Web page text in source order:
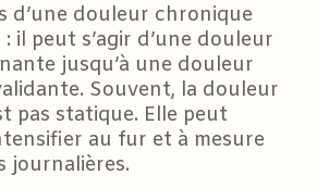
d’une douleur chronique
il peut s’agir d’une douleur
jusqu’à une douleur
Souvent, la douleur
pas statique. Elle peut
au fur et à mesure
journalières.